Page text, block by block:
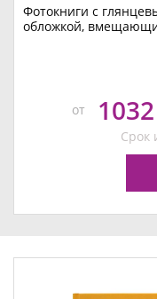
Фотокниги с
обложкой,
от 1032
Срок